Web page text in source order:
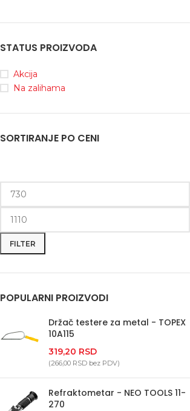
STATUS PROIZVODA
Akcija
Na zalihama
SORTIRANJE PO CENI
FILTER
POPULARNI PROIZVODI
Držač testere za metal - TOPEX
10A115
319,20 RSD
(266,00 RSD bez PDV)
Refraktometar - NEO TOOLS 11-
270